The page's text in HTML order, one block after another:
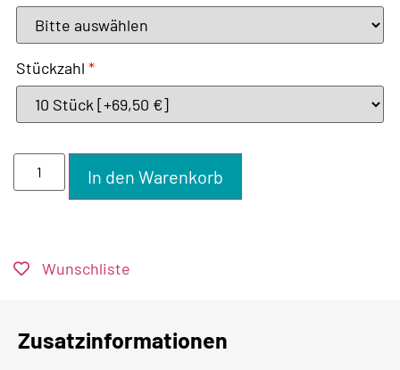
Stückzahl *
In den Warenkorb
Wunschliste
Zusatzinformationen